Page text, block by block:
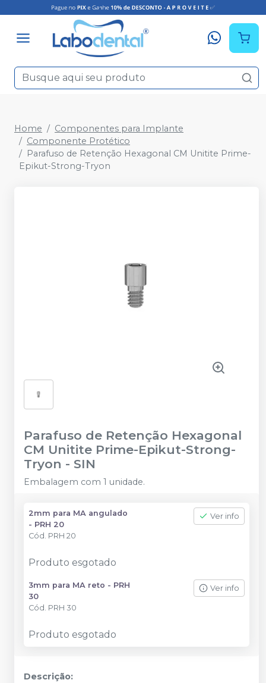
Home
Componentes para Implante
Componente Protético
Parafuso de Retenção Hexagonal CM Unitite Prime-
Epikut-Strong-Tryon
Parafuso de Retenção Hexagonal
CM Unitite Prime-Epikut-Strong-
Tryon - SIN
Embalagem com 1 unidade.
2mm para MA angulado
- PRH 20
Cód. PRH 20
Ver info
Produto esgotado
3mm para MA reto - PRH
30
Cód. PRH 30
Ver info
Produto esgotado
Descrição: